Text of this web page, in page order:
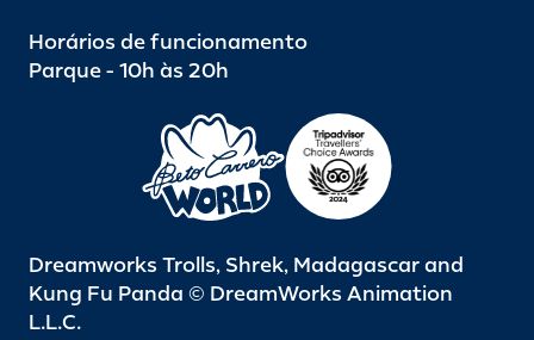
Horários de funcionamento
Parque - 10h às 20h
Dreamworks Trolls, Shrek, Madagascar and
Kung Fu Panda © DreamWorks Animation
L.L.C.